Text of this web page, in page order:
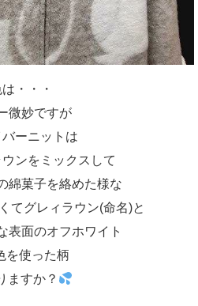
・・・
微妙ですが
バーニットは
ンをミックスして
綿菓子を絡めた様な
てグレィラウン(命名)と
表面のオフホワイト
を使った柄
ますか？